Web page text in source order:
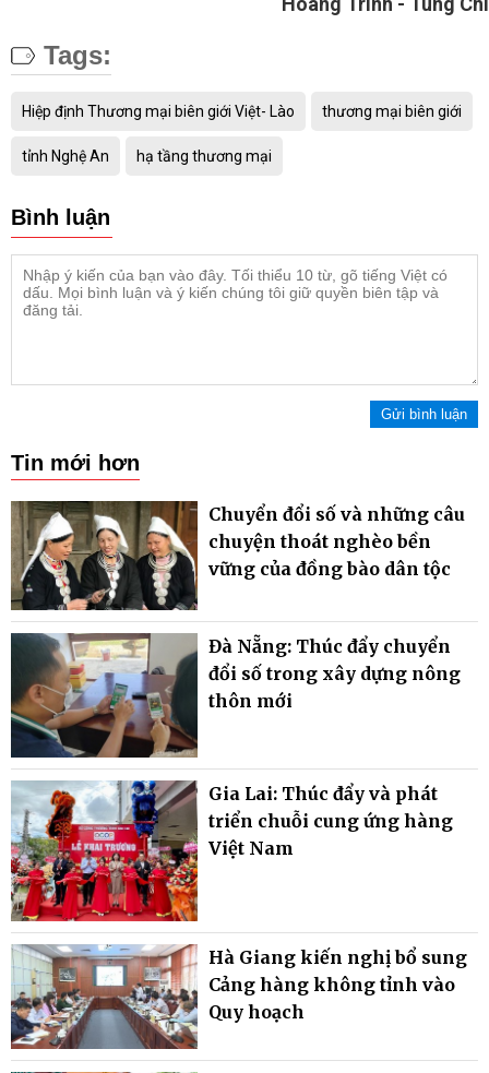
Tags:
Hiệp định Thương mại biên giới Việt- Lào thương mại biên giới
tỉnh Nghệ An hạ tầng thương mại
Bình luận
Gửi bình luận
Tin mới hơn
Chuyển đổi số và những câu
chuyện thoát nghèo bền
vững của đồng bào dân tộc
Đà Nẵng: Thúc đẩy chuyển
đổi số trong xây dựng nông
thôn mới
Gia Lai: Thúc đẩy và phát
triển chuỗi cung ứng hàng
Việt Nam
Hà Giang kiến nghị bổ sung
Cảng hàng không tỉnh vào
Quy hoạch